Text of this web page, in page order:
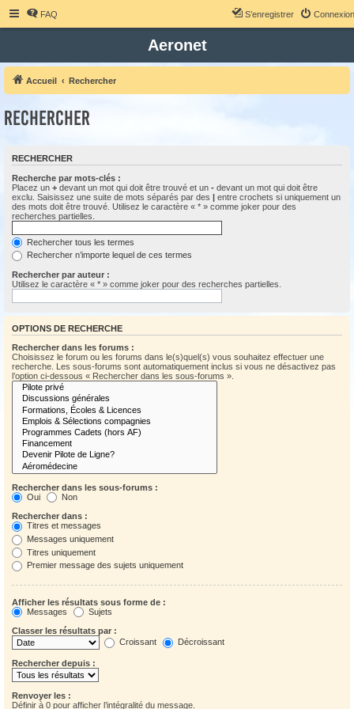
FAQ Connexion
S’enregistrer
Aeronet
Accueil Rechercher
Rechercher
RECHERCHER
Recherche par mots-clés :
Placez un + devant un mot qui doit être trouvé et un - devant un mot qui doit être
exclu. Saisissez une suite de mots séparés par des | entre crochets si uniquement un
des mots doit être trouvé. Utilisez le caractère « * » comme joker pour des
recherches partielles.
Rechercher tous les termes
Rechercher n’importe lequel de ces termes
Rechercher par auteur :
Utilisez le caractère « * » comme joker pour des recherches partielles.
OPTIONS DE RECHERCHE
Rechercher dans les forums :
Choisissez le forum ou les forums dans le(s)quel(s) vous souhaitez effectuer une
recherche. Les sous-forums sont automatiquement inclus si vous ne désactivez pas
l’option ci-dessous « Rechercher dans les sous-forums ».
Rechercher dans les sous-forums :
Oui
Non
Rechercher dans :
Titres et messages
Messages uniquement
Titres uniquement
Premier message des sujets uniquement
Afficher les résultats sous forme de :
Messages
Sujets
Classer les résultats par :
Croissant
Décroissant
Rechercher depuis :
Renvoyer les :
Définir à 0 pour afficher l’intégralité du message.